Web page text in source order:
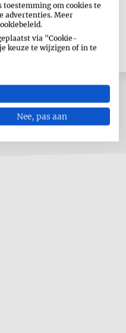
om cookies te
advertenties. Meer
via "Cookie-
keuze te wijzigen of in te
Nee, pas aan